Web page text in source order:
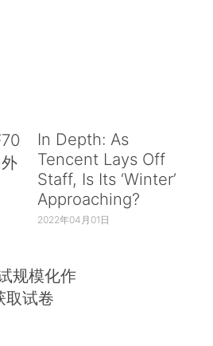
In Depth: As
Tencent Lays Off
Staff, Is Its ‘Winter’
Approaching?
2022年04月01日
规模化作
取试卷